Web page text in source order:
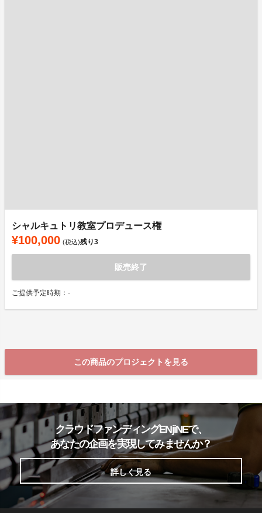
シャルキュトリ教室プロデュース権
¥100,000 (税込)残り3
販売終了
ご提供予定時期：-
この商品のプロジェクトを見る
クラウドファンディングENjiNEで、
あなたの企画を実現してみませんか？
詳しく見る